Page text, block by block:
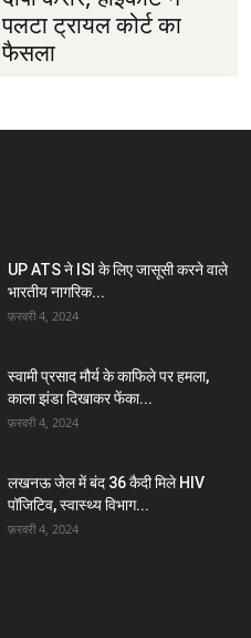
पलटा ट्रायल कोर्ट का
फैसला
UP ATS ने ISI के लिए जासूसी करने वाले
भारतीय नागरिक...
फ़रवरी 4, 2024
स्वामी प्रसाद मौर्य के काफिले पर हमला,
काला झंडा दिखाकर फेंका...
फ़रवरी 4, 2024
लखनऊ जेल में बंद 36 कैदी मिले HIV
पॉजिटिव, स्वास्थ्य विभाग...
फ़रवरी 4, 2024